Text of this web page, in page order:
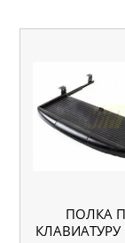
ПОЛКА
КЛАВИАТУРУ